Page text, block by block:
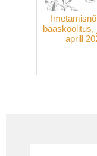
baaskoolitus,
aprill